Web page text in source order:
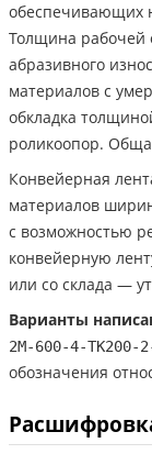
обеспечивающих
Толщина рабочей
абразивного
материалов с
обкладка
роликоопор.
Конвейерная
материалов
с возможностью
конвейерную
или со склада —
Варианты
2М-600-4-ТК200-
обозначения